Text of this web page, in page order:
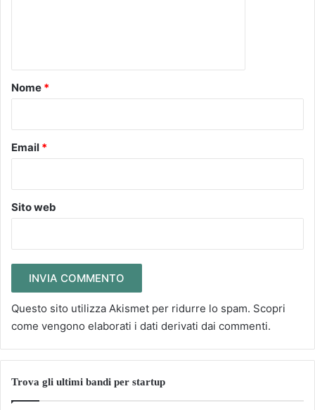
o
Nome *
Email *
Sito web
Questo sito utilizza Akismet per ridurre lo spam. Scopri
come vengono elaborati i dati derivati dai commenti.
Trova gli ultimi bandi per startup